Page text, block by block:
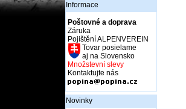
Informace
Poštovné a doprava
Záruka
Pojištění ALPENVEREIN
Tovar posielame
aj na Slovensko
Množstevní slevy
Kontaktujte nás
Novinky